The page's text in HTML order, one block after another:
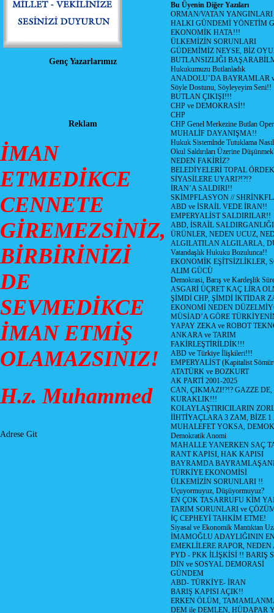
Genç Yazarlarımız
Reklam
İMAN
ETMEDİKCE
CENNETE
GİREMEZSİNİZ,
BİRBİRİNİZİ
DE
SEVMEDİKCE
İMAN ETMİŞ
OLAMAZSINIZ!
H.z. Muhammed
Adrese Git
Bu Üyenin Diğer Yazıları
ORMAN/VATAN
HALKI GÜNDEMİ YÖNETİM
EKONOMİK HATA!!!
ÜLKEMİZİN SORUNLARI
GÜDEMİMİZ NEYSE, BİZ
BUTLANSIZLIĞI
Hukukumuzu Butlanladık
ANADOLU’DA BAYRAMLAR
Söyle Dostunu, Söyleyeyim Seni!!
BUTLAN ÇIKIŞI!!!
CHP ve DEMOKRASİ!!
CHP
CHP Genel Merkezine Butlan
MUHALİF DAYANIŞMA!!
Hukuk Sistemlnde Tutuklama
Okul Saldırıları Üzerine
NEDEN FAKİRİZ?
BELEDİYELERİ TOPAL
SİYASİLERE UYARI?!?!?
İRAN’A SALDIRI!!
SKİMPFLASYON //
ABD ve İSRAİL VEDE İRAN!!
EMPERYALİST SALDIRILAR!!
ABD, İSRAİL SALDIRGANLIĞI
ÜRÜNLER, NEDEN UCUZ,
ALGILATILAN ALGILARLA,
Vatandaşlık Hukuku Bozulunca!!
EKONOMİK EŞİTSİZLİKLER,
ALIM GÜCÜ
Demokrasi, Barış ve Kardeşlik
ASGARİ ÜÇRET KAÇ LİRA
ŞİMDİ CHP, ŞİMDİ İKTİDAR
EKONOMİ NEDEN
MÜSİAD’A GÖRE
YAPAY ZEKA ve ROBOT
ANKARA ve TARIM
FAKİRLEŞTİRİLDİK!!!
ABD ve Türkiye İlişkileri!!!
EMPERYALİST (Kapitalist
ATATÜRK ve BOZKURT
AK PARTİ 2001-2025
CAN, ÇIKMAZI!?!? GAZZE
KURAKLIK!!!
KOLAYLAŞTIRICILARIN
İİHTİYAÇLARA 3 ZAM, BİZE
MUHALEFET YOKSA,
Demokratik Anomi
MAHALLE YANERKEN SAÇ
RANT KAPISI, HAK KAPISI
BAYRAMDA
TÜRKİYE EKONOMİSİ
ÜLKEMİZİN SORUNLARI !!
Uçuyormuyuz, Düşüyormuyuz?
EN ÇOK TASARRUFU KİM
TARIM SORUNLARI ve
İÇ CEPHEYİ TAHKİM ETME!
Siyasal ve Ekonomik Mantıktan
İMAMOĞLU ADAYLIĞININ
EMEKLİLERE RAPOR,
PYD - PKK İLİŞKİSİ !! BARIŞ
DİN ve SOSYAL DEMORASİ
GÜNDEM
ABD- TÜRKİYE- İRAN
BARIŞ KAPISI AÇIK!!
ERKEN ÖLÜM,
DEM ile DEMLEN, HÜDAPAR